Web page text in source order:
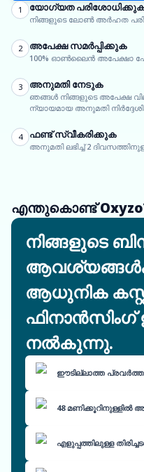
1 യോഗ്യത പരിശോധിക്കുക
നിങ്ങളുടെ ലോൺ അർഹത
2 അപേക്ഷ സമർപ്പിക്കുക
100% ഓൺലൈൻ അപേക്ഷാ
3 അനുമതി നേടുക
ഞങ്ങൾ നിങ്ങളുടെ അപേക്ഷ
ന്യായമായ അനുമതി
4 ഫണ്ട് സ്വീകരിക്കുക
അനുമതി ലഭിച്ച് 2
എന്തുകൊണ്ട്
നിങ്ങളുടെ
ആധുനിക
ഫിനാൻസിംഗ്
നൽകുന്നു.
ഈടില്ലാത്ത
48 മണിക്കൂറിനുള്ളിൽ
എളുപ്പത്തിലുള്ള